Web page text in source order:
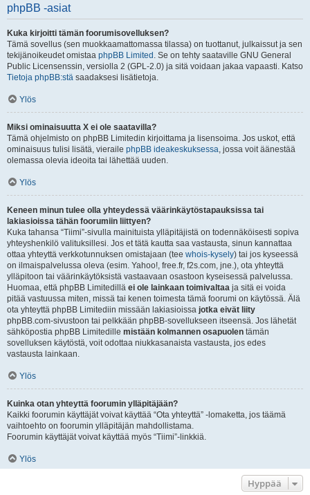
phpBB -asiat
Kuka kirjoitti tämän foorumisovelluksen?
Tämä sovellus (sen muokkaamattomassa tilassa) on tuottanut, julkaissut ja sen
tekijänoikeudet omistaa phpBB Limited . Se on tehty saataville GNU General
Public Licensenssin, versiolla 2 (GPL-2.0) ja sitä voidaan jakaa vapaasti. Katso
Tietoja phpBB:stä saadaksesi lisätietoja.
Ylös
Miksi ominaisuutta X ei ole saatavilla?
Tämä ohjelmisto on phpBB Limitedin kirjoittama ja lisensoima. Jos uskot, että
ominaisuus tulisi lisätä, vieraile phpBB ideakeskuksessa, jossa voit äänestää
olemassa olevia ideoita tai lähettää uuden.
Ylös
Keneen minun tulee olla yhteydessä väärinkäytöstapauksissa tai
lakiasioissa tähän foorumiin liittyen?
Kuka tahansa “Tiimi”-sivulla mainituista ylläpitäjistä on todennäköisesti sopiva
yhteyshenkilö valituksillesi. Jos et tätä kautta saa vastausta, sinun kannattaa
ottaa yhteyttä verkkotunnuksen omistajaan (tee whois-kysely) tai jos kyseessä
on ilmaispalvelussa oleva (esim. Yahoo!, free.fr, f2s.com, jne.), ota yhteyttä
ylläpitoon tai väärinkäytöksistä vastaavaan osastoon kyseisessä palvelussa.
Huomaa, että phpBB Limitedillä ei ole lainkaan toimivaltaa ja sitä ei voida
pitää vastuussa miten, missä tai kenen toimesta tämä foorumi on käytössä. Älä
ota yhteyttä phpBB Limitediin missään lakiasioissa jotka eivät liity
phpBB.com-sivustoon tai pelkkään phpBB-sovellukseen itseensä. Jos lähetät
sähköpostia phpBB Limitedille mistään kolmannen osapuolen tämän
sovelluksen käytöstä, voit odottaa niukkasanaista vastausta, jos edes
vastausta lainkaan.
Ylös
Kuinka otan yhteyttä foorumin ylläpitäjään?
Kaikki foorumin käyttäjät voivat käyttää “Ota yhteyttä” -lomaketta, jos täämä
vaihtoehto on foorumin ylläpitäjän mahdollistama.
Foorumin käyttäjät voivat käyttää myös “Tiimi”-linkkiä.
Ylös
Hyppää